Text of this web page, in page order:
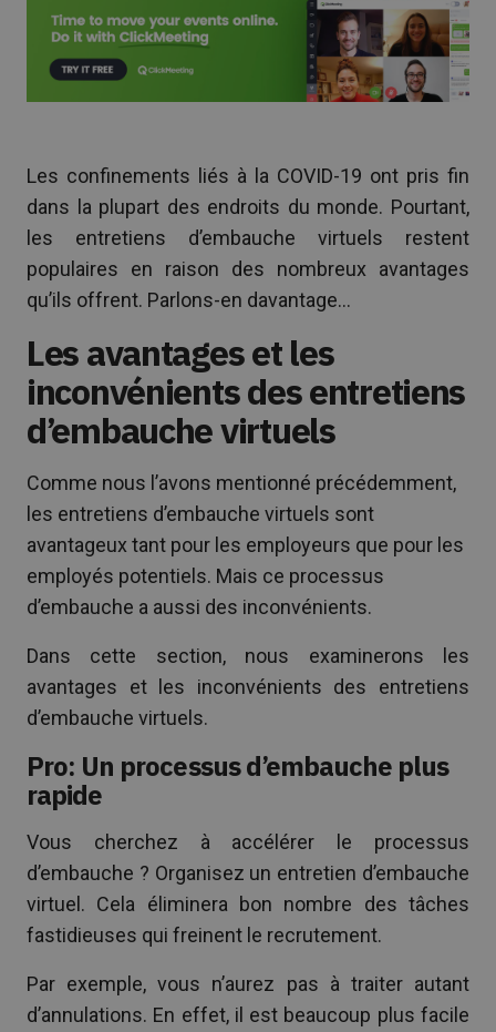
Les confinements liés à la COVID-19 ont pris fin
dans la plupart des endroits du monde. Pourtant,
les entretiens d’embauche virtuels restent
populaires en raison des nombreux avantages
qu’ils offrent. Parlons-en davantage…
Les avantages et les
inconvénients des entretiens
d’embauche virtuels
Comme nous l’avons mentionné précédemment,
les entretiens d’embauche virtuels sont
avantageux tant pour les employeurs que pour les
employés potentiels. Mais ce processus
d’embauche a aussi des inconvénients.
Dans cette section, nous examinerons les
avantages et les inconvénients des entretiens
d’embauche virtuels.
Pro: Un processus d’embauche plus
rapide
Vous cherchez à accélérer le processus
d’embauche ? Organisez un entretien d’embauche
virtuel. Cela éliminera bon nombre des tâches
fastidieuses qui freinent le recrutement.
Par exemple, vous n’aurez pas à traiter autant
d’annulations. En effet, il est beaucoup plus facile